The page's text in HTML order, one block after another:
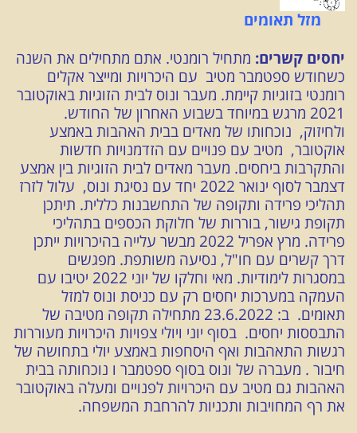
מזל תאומים
יחסים קשרים: מתחיל רומנטי. אתם מתחילים את השנה
כשחודש ספטמבר מטיב עם היכרויות ומייצר אקלים
רומנטי בזוגיות קיימת. מעבר ונוס לבית הזוגיות באוקטובר
2021 מרגש במיוחד בשבוע האחרון של החודש.
ולחיזוק, נוכחותו של מאדים בבית האהבות באמצע
אוקטובר, מטיב עם פנויים עם הזדמנויות חדשות
והתקרבות ביחסים. מעבר מאדים לבית הזוגיות בין אמצע
דצמבר לסוף ינואר 2022 יחד עם נסיגת ונוס, עלול לזרז
תהליכי פרידה ותקופה של התחשבנות כללית. תיתכן
תקופת גישור, בוררות של חלוקת הכספים בתהליכי
פרידה. מרץ אפריל 2022 מבשר עלייה בהיכרויות ייתכן
דרך קשרים עם חו"ל, נסיעה משותפת. מפגשים
במסגרות לימודיות. מאי וחלקו של יוני 2022 יטיבו עם
העמקה במערכות יחסים רק עם כניסת ונוס למזל
תאומים. ב: 23.6.2022 מתחילה תקופה מטיבה של
התבססות יחסים. בסוף יוני ויולי צפויות היכרויות מעוררות
רגשות התאהבות ואף היסחפות באמצע יולי בתחושה של
חיבור . מעברה של ונוס בסוף ספטמבר ו נוכחותה בבית
האהבות גם מטיב עם היכרויות לפנויים ומעלה באוקטובר
את רף המחויבות ותכניות להרחבת המשפחה.